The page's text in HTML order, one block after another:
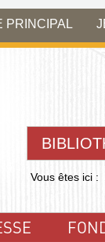
PRINCIPAL
Vous êtes ici :